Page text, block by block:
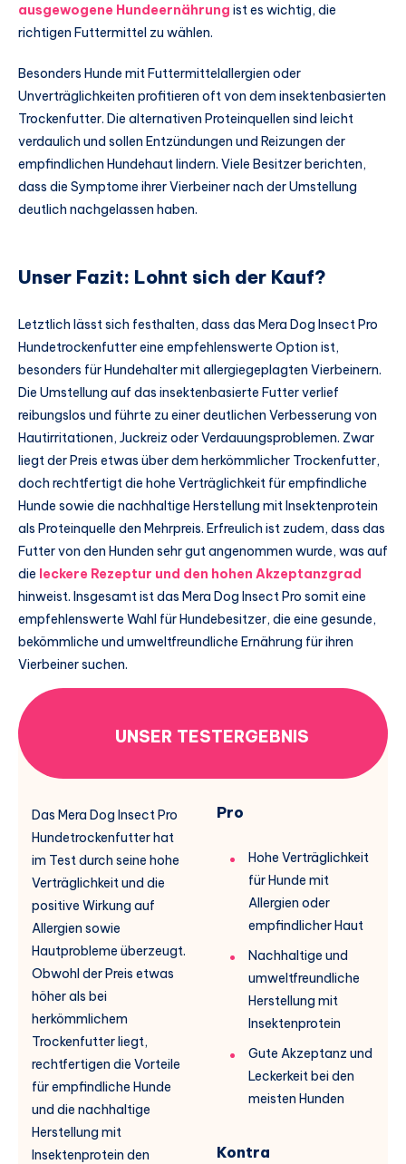
ausgewogene Hundeernährung ist es wichtig, die
richtigen Futtermittel zu wählen.
Besonders Hunde mit Futtermittelallergien oder
Unverträglichkeiten profitieren oft von dem insektenbasierten
Trockenfutter. Die alternativen Proteinquellen sind leicht
verdaulich und sollen Entzündungen und Reizungen der
empfindlichen Hundehaut lindern. Viele Besitzer berichten,
dass die Symptome ihrer Vierbeiner nach der Umstellung
deutlich nachgelassen haben.
Unser Fazit: Lohnt sich der Kauf?
Letztlich lässt sich festhalten, dass das Mera Dog Insect Pro
Hundetrockenfutter eine empfehlenswerte Option ist,
besonders für Hundehalter mit allergiegeplagten Vierbeinern.
Die Umstellung auf das insektenbasierte Futter verlief
reibungslos und führte zu einer deutlichen Verbesserung von
Hautirritationen, Juckreiz oder Verdauungsproblemen. Zwar
liegt der Preis etwas über dem herkömmlicher Trockenfutter,
doch rechtfertigt die hohe Verträglichkeit für empfindliche
Hunde sowie die nachhaltige Herstellung mit Insektenprotein
als Proteinquelle den Mehrpreis. Erfreulich ist zudem, dass das
Futter von den Hunden sehr gut angenommen wurde, was auf
die leckere Rezeptur und den hohen Akzeptanzgrad
hinweist. Insgesamt ist das Mera Dog Insect Pro somit eine
empfehlenswerte Wahl für Hundebesitzer, die eine gesunde,
bekömmliche und umweltfreundliche Ernährung für ihren
Vierbeiner suchen.
UNSER TESTERGEBNIS
Das Mera Dog Insect Pro
Hundetrockenfutter hat
im Test durch seine hohe
Verträglichkeit und die
positive Wirkung auf
Allergien sowie
Hautprobleme überzeugt.
Obwohl der Preis etwas
höher als bei
herkömmlichem
Trockenfutter liegt,
rechtfertigen die Vorteile
für empfindliche Hunde
und die nachhaltige
Herstellung mit
Insektenprotein den
Pro
Hohe Verträglichkeit
für Hunde mit
Allergien oder
empfindlicher Haut
Nachhaltige und
umweltfreundliche
Herstellung mit
Insektenprotein
Gute Akzeptanz und
Leckerkeit bei den
meisten Hunden
Kontra